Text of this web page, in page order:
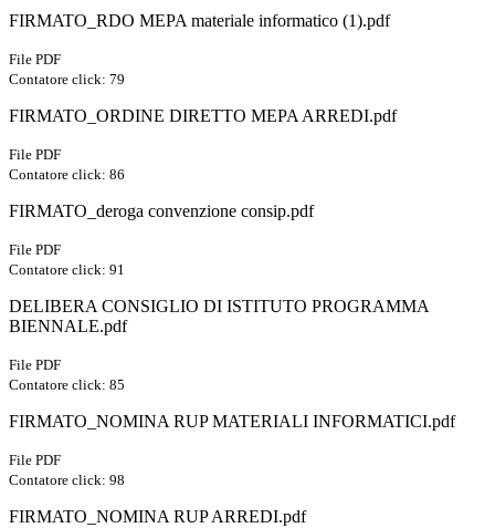
FIRMATO_RDO MEPA materiale informatico (1).pdf
File PDF
Contatore click: 79
FIRMATO_ORDINE DIRETTO MEPA ARREDI.pdf
File PDF
Contatore click: 86
FIRMATO_deroga convenzione consip.pdf
File PDF
Contatore click: 91
DELIBERA CONSIGLIO DI ISTITUTO PROGRAMMA
BIENNALE.pdf
File PDF
Contatore click: 85
FIRMATO_NOMINA RUP MATERIALI INFORMATICI.pdf
File PDF
Contatore click: 98
FIRMATO_NOMINA RUP ARREDI.pdf